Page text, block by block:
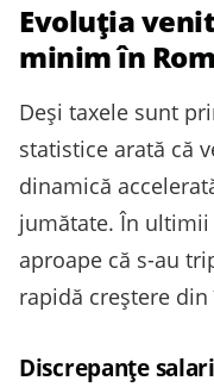
Evoluția
minim în
Deși taxele sunt
statistice arată că
dinamică
jumătate. În ultimii
aproape că s-au
rapidă creștere
Discrepanțe